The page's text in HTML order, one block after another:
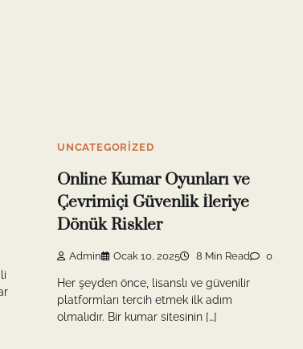
UNCATEGORIZED
Online Kumar Oyunları ve
Çevrimiçi Güvenlik İleriye
Dönük Riskler
Admin Ocak 10, 2025 8 Min Read 0
Her şeyden önce, lisanslı ve güvenilir
platformları tercih etmek ilk adım
olmalıdır. Bir kumar sitesinin […]